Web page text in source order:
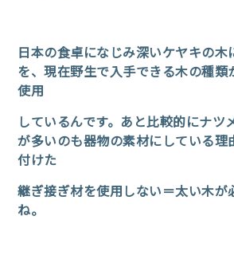
日本の食卓になじみ深いケヤキの木
を、現在野生で入手できる木の種類
使用
しているんです。あと比較的にナツ
が多いのも器物の素材にしている理
付けた
継ぎ接ぎ材を使用しない＝太い木が
ね。